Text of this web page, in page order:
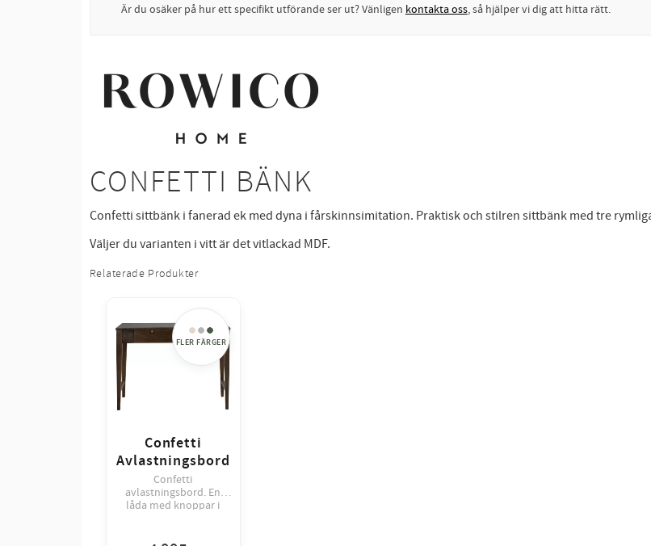
Är du osäker på hur ett specifikt utförande ser ut? Vänligen kontakta oss, så hjälper vi dig att hitta rätt.
CONFETTI BÄNK
Confetti sittbänk i fanerad ek med dyna i fårskinnsimitation. Praktisk och stilren sittbänk med tre
Väljer du varianten i vitt är det vitlackad MDF.
Relaterade Produkter
Confetti
Avlastningsbord
Confetti
avlastningsbord. En
låda med knoppar i